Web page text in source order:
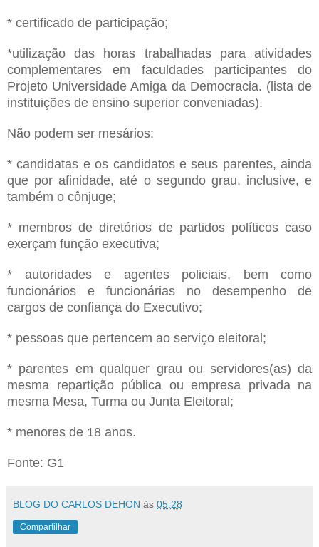
* certificado de participação;
*utilização das horas trabalhadas para atividades
complementares em faculdades participantes do
Projeto Universidade Amiga da Democracia. (lista de
instituições de ensino superior conveniadas).
Não podem ser mesários:
* candidatas e os candidatos e seus parentes, ainda
que por afinidade, até o segundo grau, inclusive, e
também o cônjuge;
* membros de diretórios de partidos políticos caso
exerçam função executiva;
* autoridades e agentes policiais, bem como
funcionários e funcionárias no desempenho de
cargos de confiança do Executivo;
* pessoas que pertencem ao serviço eleitoral;
* parentes em qualquer grau ou servidores(as) da
mesma repartição pública ou empresa privada na
mesma Mesa, Turma ou Junta Eleitoral;
* menores de 18 anos.
Fonte: G1
BLOG DO CARLOS DEHON às 05:28
Compartilhar